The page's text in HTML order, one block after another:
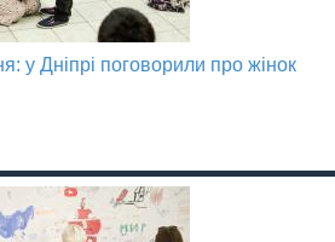
у Дніпрі поговорили про жінок